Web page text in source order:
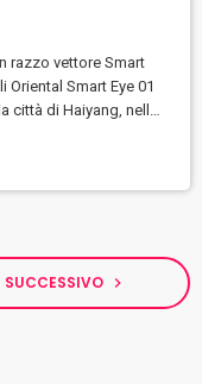
razzo vettore Smart
Smart Eye 01
città di Haiyang, nella
sono entrati
SUCCESSIVO navigate_next